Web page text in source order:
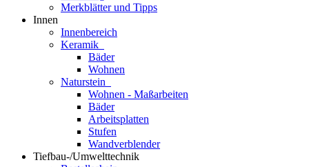
Merkblätter und Tipps
Innen
Innenbereich
Keramik
Bäder
Wohnen
Naturstein
Wohnen - Maßarbeiten
Bäder
Arbeitsplatten
Stufen
Wandverblender
Tiefbau-/Umwelttechnik